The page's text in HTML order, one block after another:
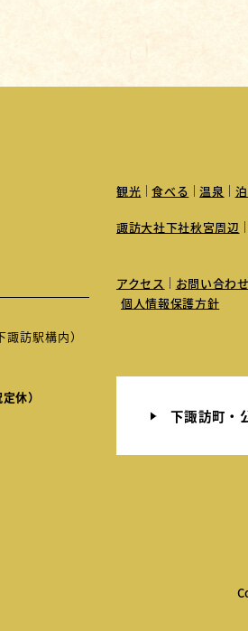
訪駅構内）
休）
観光 食べる 温泉
諏訪大社下社秋宮周辺
アクセス お問い合わせ
個人情報保護方針
下諏訪町・